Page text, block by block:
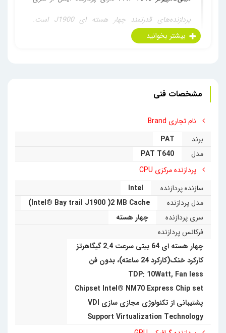
پردازنده‌های قدرتمند چهار هسته ای J1900 است.
نصب و راه‌اندازی نمایند. این
قابلیت کارکرد 24 ساعت در 7 روز هفته را نیز دارد.
مینی‌کامپیوتر PAT T640
حجم‌های مختلف دارد و به کاربران سرعت و حجم
ذخیره‌سازی بسیار بالایی را ارائه می‌دهد. رم این
مینی‌کامپیوتر
رم را برای کاربر پشتیبانی می‌کند. این
HD یا 4K و رزولوشن بالا پشتیبانی می‌کند و داشتن دو
مشخصات فنی
نام تجاری Brand
برند
PAT
مدل
PAT T640
پردازنده مرکزی CPU
سازنده پردازنده
Intel
مدل پردازنده
Intel® Bay trail J1900 )2 MB Cache)
سری پردازنده
چهار هسته
فرکانس پردازنده
چهار هسته ای 64 بیتی سرعت 2.4 گیگاهرتز
کارکرد خنک(کارکرد 24 ساعته)، بدون فن
TDP: 10Watt, Fan less
Chipset Intel® NM70 Express Chip set
پشتیبانی از تکنولوژی مجازی سازی VDI
Support Virtualization Technology